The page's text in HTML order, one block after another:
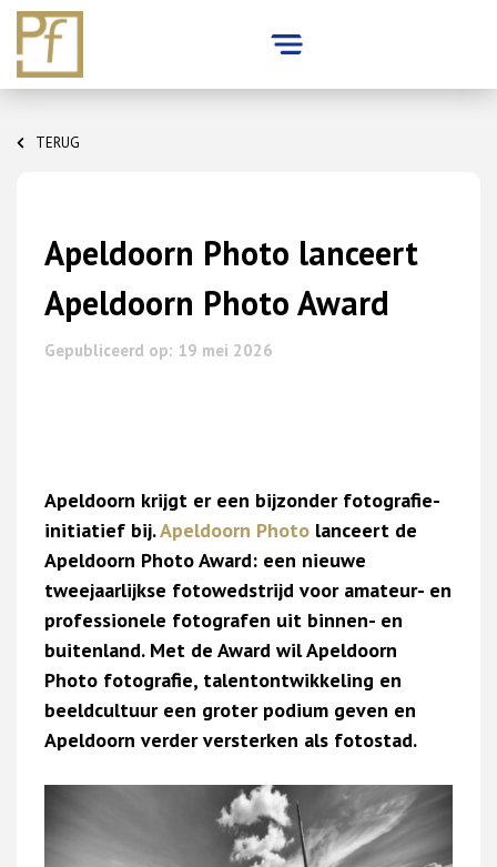
content
TERUG
Apeldoorn Photo lanceert
Apeldoorn Photo Award
Gepubliceerd op: 19 mei 2026
Apeldoorn krijgt er een bijzonder fotografie-
initiatief bij.Apeldoorn Photo lanceert de
Apeldoorn Photo Award: een nieuwe
tweejaarlijkse fotowedstrijd voor amateur- en
professionele fotografen uit binnen- en
buitenland. Met de Award wil Apeldoorn
Photo fotografie, talentontwikkeling en
beeldcultuur een groter podium geven en
Apeldoorn verder versterken als fotostad.